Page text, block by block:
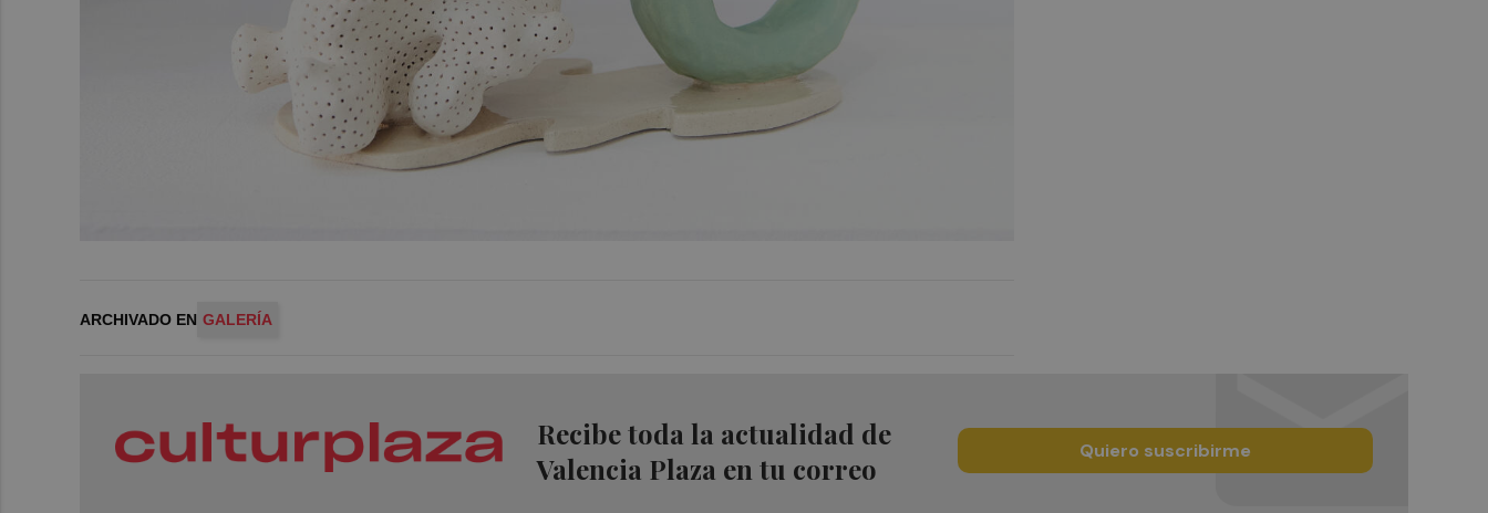
ARCHIVADO EN GALERÍA
Recibe toda la actualidad de
Valencia Plaza en tu correo
Quiero suscribirme